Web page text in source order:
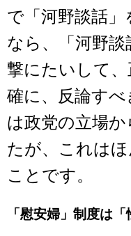
で「河野談話」
なら、「河野
撃にたいして
確に、反論す
は政党の立場
たが、これは
ことです。
「慰安婦」制度は